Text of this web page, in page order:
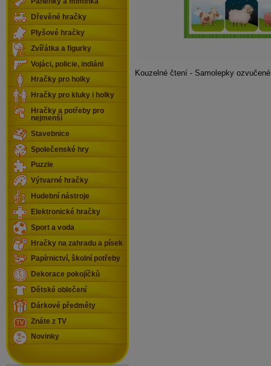
Kouzelné čtení - Samolepky ozvučené
Dřevěné hračky
Plyšové hračky
Zvířátka a figurky
Vojáci, policie, indiáni
Hračky pro holky
Hračky pro kluky i holky
Hračky a potřeby pro
nejmenší
Stavebnice
Společenské hry
Puzzle
Výtvarné hračky
Hudební nástroje
Elektronické hračky
Sport a voda
Hračky na zahradu a písek
Papírnictví, školní potřeby
Dekorace pokojíčků
Dětské oblečení
Dárkové předměty
Znáte z TV
Novinky